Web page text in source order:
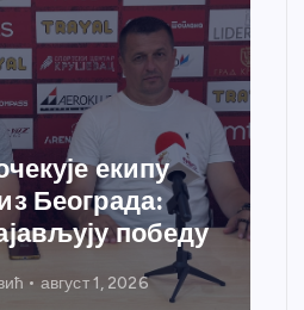
“Ћићевац”
систем
јул 31, 2026